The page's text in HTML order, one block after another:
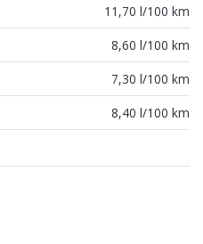
11,70 l/100 km
8,60 l/100 km
7,30 l/100 km
8,40 l/100 km